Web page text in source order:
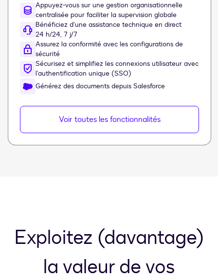
Appuyez-vous sur une gestion organisationnelle
centralisée pour faciliter la supervision globale
Bénéficiez d’une assistance technique en direct
24 h/24, 7 j/7
Assurez la conformité avec les configurations de
sécurité
Sécurisez et simplifiez les connexions utilisateur avec
l’authentification unique (SSO)
Générez des documents depuis Salesforce
Voir toutes les fonctionnalités
Exploitez (davantage)
la valeur de vos